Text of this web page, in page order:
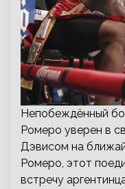
Непобеждённый
Ромеро уверен в
Дэвисом на
Ромеро, этот
встречу